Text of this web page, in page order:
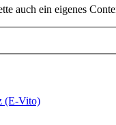
auch ein eigenes
(E-Vito)